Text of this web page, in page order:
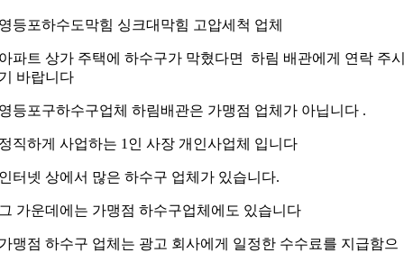
등포하수도막힘 싱크대막힘 고압세척 업체
파트 상가 주택에 하수구가 막혔다면 하림 배관에게 연락 주
바랍니다
등포구하수구업체 하림배관은 가맹점 업체가 아닙니다 .
직하게 사업하는 1인 사장 개인사업체 입니다
터넷 상에서 많은 하수구 업체가 있습니다.
가운데에는 가맹점 하수구업체에도 있습니다
맹점 하수구 업체는 광고 회사에게 일정한 수수료를 지급함으